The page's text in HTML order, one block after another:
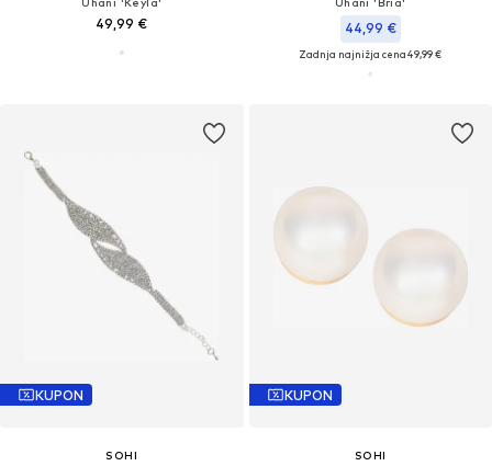
49,99 € 44,99 €
Zadnja najnižja cena49,99 €
KUPON
SOHI
KUPON
SOHI